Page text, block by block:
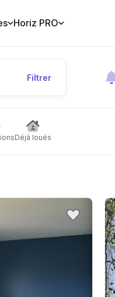
Horiz PRO
Filtrer
Déjà loués